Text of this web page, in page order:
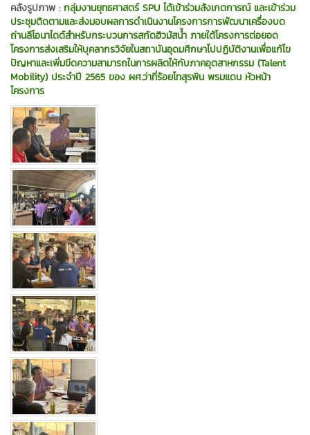
คลังรูปภาพ :กลุ่มงานยุทธศาสตร์ SPU ได้เข้าร่วมสังเกตการณ์ และเข้าร่วม
ประชุมติดตามและส่งมอบผลการดำเนินงานโครงการการพัฒนาเครื่องบด
ถ่านลีโอนาไดต์สำหรับกระบวนการสกัดฮิวมัสน้ำ ภายใต้โครงการต่อยอด
โครงการส่งเสริมให้บุคลากรวิจัยในสถาบันอุดมศึกษาไปปฏิบัติงานเพื่อแก้ไข
ปัญหาและเพิ่มขีดความสามารถในการผลิตให้กับภาคอุตสาหกรรม (Talent
Mobility) ประจำปี 2565 ของ ผศ.ว่าที่ร้อยโทสุรพิน พรมแดน หัวหน้า
โครงการ